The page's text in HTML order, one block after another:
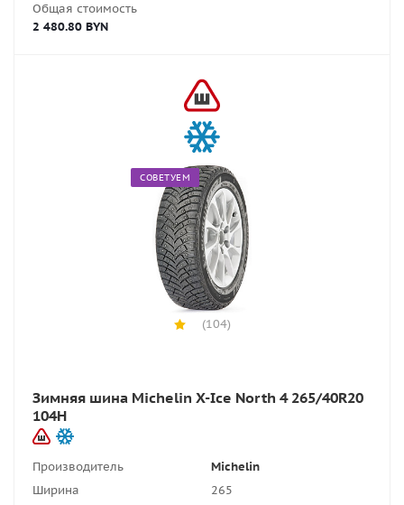
Общая стоимость
2 480.80 BYN
СОВЕТУЕМ
(104)
Зимняя шина Michelin X-Ice North 4 265/40R20
104H
Производитель
Michelin
Ширина
265